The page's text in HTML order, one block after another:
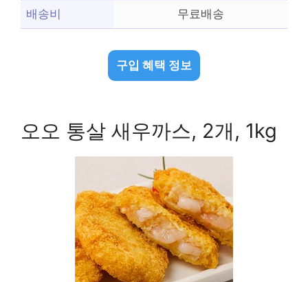
배송비 무료배송
구입 혜택 정보
오오 통살 새우까스, 2개, 1kg